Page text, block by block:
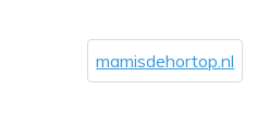
mamisdehortop.nl